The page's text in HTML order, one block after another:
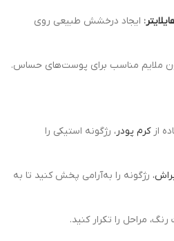
: ایجاد درخشش طبیعی روی
ملایم مناسب برای پوست‌های حساس.
ازکرم پودر، رژگونه استیکی را
، رژگونه را به‌آرامی پخش کنید تا به
مراحل را تکرار کنید.